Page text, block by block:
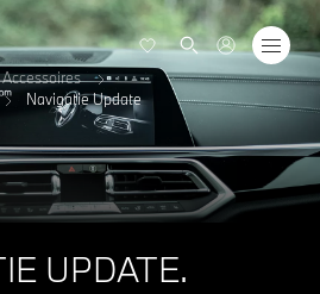
Navigatie Update
UPDATE.